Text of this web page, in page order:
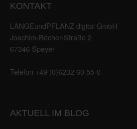
KONTAKT
LANGEundPFLANZ digital GmbH
Joachim-Becher-Straße 2
67346 Speyer
Telefon +49 (0)6232 60 55-0
AKTUELL IM BLOG